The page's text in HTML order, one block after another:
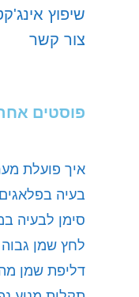
שיפוץ
צור קשר
פוסטים
איך פועלת
בעיה
סימן לבעיה
לחץ שמן גבוה
דליפת שמן